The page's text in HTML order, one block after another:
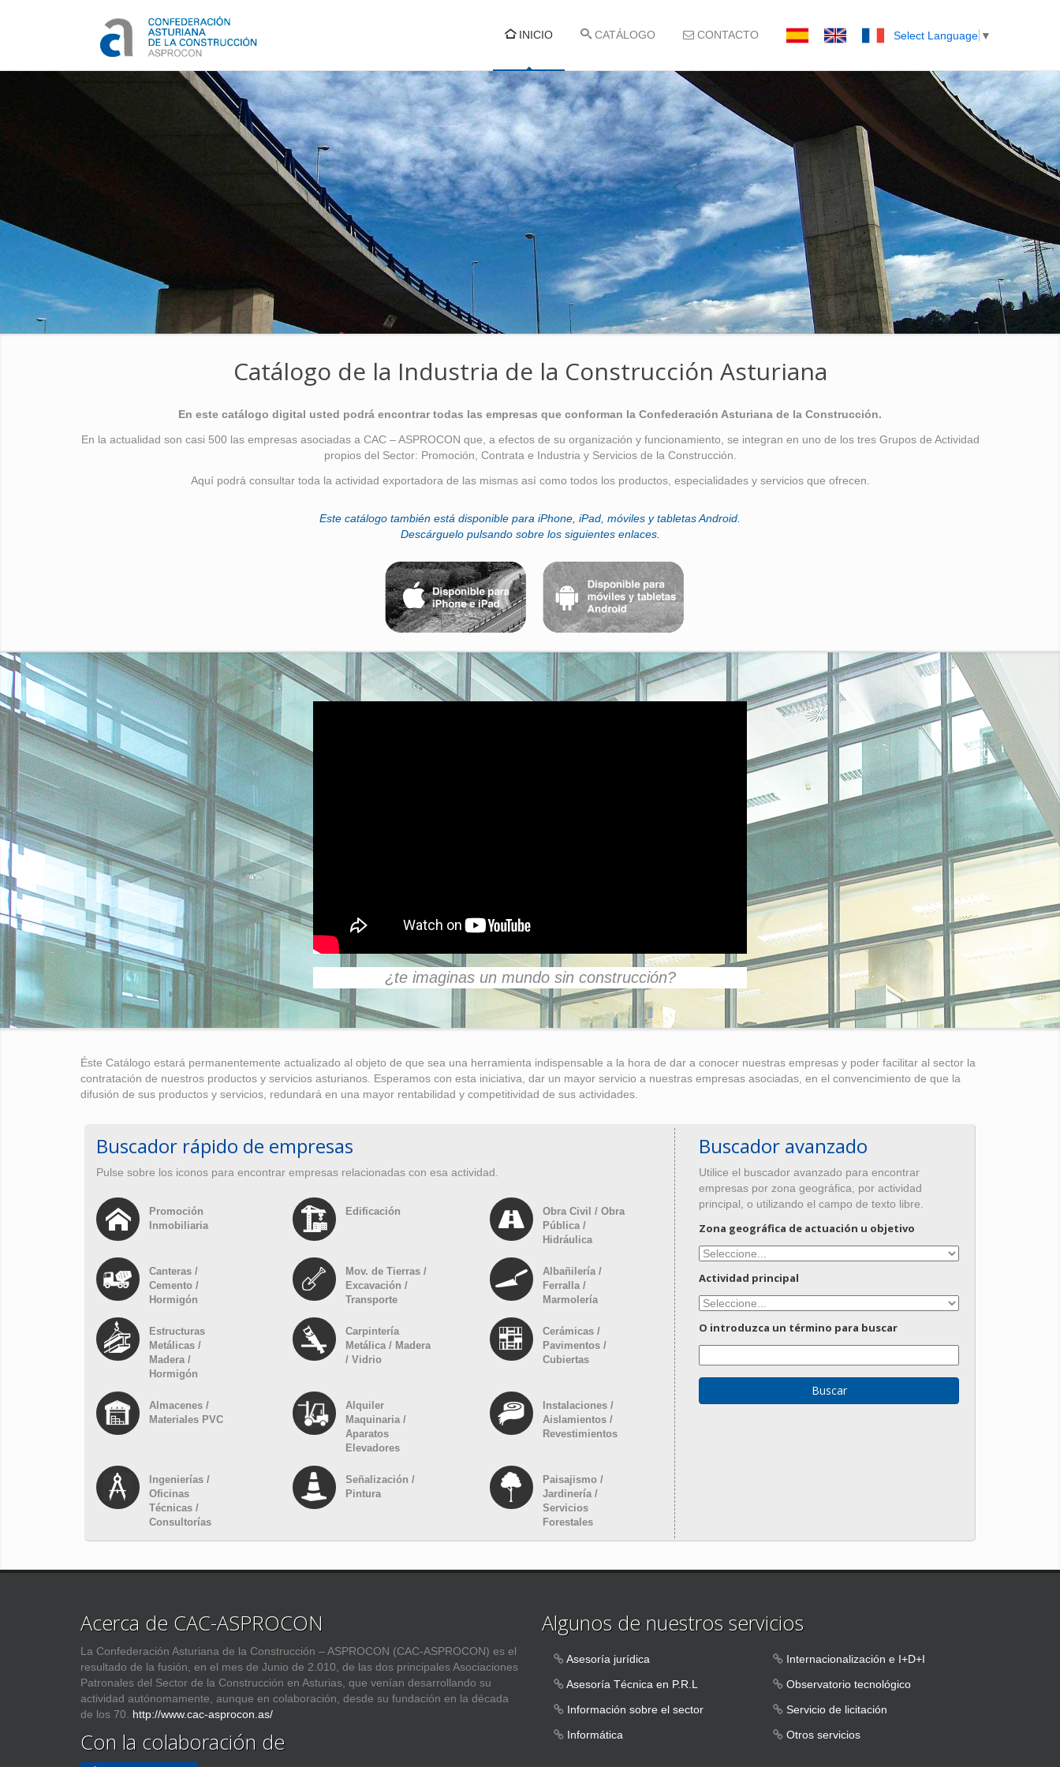
INICIO CATÁLOGO CONTACTO Select Language ▼
Catálogo de la Industria de la Construcción Asturiana
En este catálogo digital usted podrá encontrar todas las empresas que conforman la Confederación Asturiana de la Construcción.
En la actualidad son casi 500 las empresas asociadas a CAC – ASPROCON que, a efectos de su organización y funcionamiento, se integran en uno de los tres Grupos de Actividad
propios del Sector: Promoción, Contrata e Industria y Servicios de la Construcción.
Aquí podrá consultar toda la actividad exportadora de las mismas así como todos los productos, especialidades y servicios que ofrecen.
Este catálogo también está disponible para iPhone, iPad, móviles y tabletas Android.
Descárguelo pulsando sobre los siguientes enlaces.
¿te imaginas un mundo sin construcción?
Éste Catálogo estará permanentemente actualizado al objeto de que sea una herramienta indispensable a la hora de dar a conocer nuestras empresas y poder facilitar al sector la
contratación de nuestros productos y servicios asturianos. Esperamos con esta iniciativa, dar un mayor servicio a nuestras empresas asociadas, en el convencimiento de que la
difusión de sus productos y servicios, redundará en una mayor rentabilidad y competitividad de sus actividades.
Buscador rápido de empresas
Pulse sobre los iconos para encontrar empresas relacionadas con esa actividad.
Promoción
Inmobiliaria
Edificación
Obra Civil / Obra
Pública /
Hidráulica
Canteras /
Cemento /
Hormigón
Mov. de Tierras /
Excavación /
Transporte
Albañilería /
Ferralla /
Marmolería
Estructuras
Metálicas /
Madera /
Hormigón
Carpintería
Metálica / Madera
/ Vidrio
Cerámicas /
Pavimentos /
Cubiertas
Almacenes /
Materiales PVC
Alquiler
Maquinaria /
Aparatos
Elevadores
Instalaciones /
Aislamientos /
Revestimientos
Ingenierías /
Oficinas
Técnicas /
Consultorías
Señalización /
Pintura
Paisajismo /
Jardinería /
Servicios
Forestales
Buscador avanzado
Utilice el buscador avanzado para encontrar
empresas por zona geográfica, por actividad
principal, o utilizando el campo de texto libre.
Zona geográfica de actuación u objetivo
Actividad principal
O introduzca un término para buscar
Acerca de CAC-ASPROCON
La Confederación Asturiana de la Construcción – ASPROCON (CAC-ASPROCON) es el
resultado de la fusión, en el mes de Junio de 2.010, de las dos principales Asociaciones
Patronales del Sector de la Construcción en Asturias, que venían desarrollando su
actividad autónomamente, aunque en colaboración, desde su fundación en la década
de los 70. http://www.cac-asprocon.as/
Con la colaboración de
Algunos de nuestros servicios
Asesoría jurídica
Asesoría Técnica en P.R.L
Información sobre el sector
Informática
Internacionalización e I+D+I
Observatorio tecnológico
Servicio de licitación
Otros servicios